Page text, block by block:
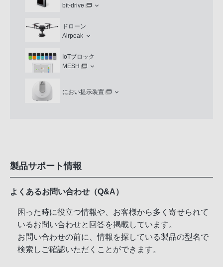
bit-drive
ドローン
Airpeak
IoTブロック
MESH
におい提示装置
製品サポート情報
よくあるお問い合わせ（Q&A）
困った時に役立つ情報や、お客様から多く寄せられて
いるお問い合わせと回答を掲載しています。
お問い合わせの前に、情報を探している製品の型名で
検索しご確認いただくことができます。